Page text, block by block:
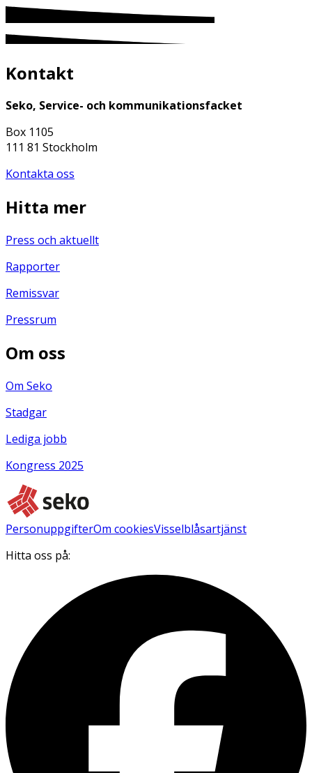
Kontakt
Seko, Service- och kommunikationsfacket
Box 1105
111 81 Stockholm
Kontakta oss
Hitta mer
Press och aktuellt
Rapporter
Remissvar
Pressrum
Om oss
Om Seko
Stadgar
Lediga jobb
Kongress 2025
PersonuppgifterOm cookiesVisselblåsartjänst
Hitta oss på: